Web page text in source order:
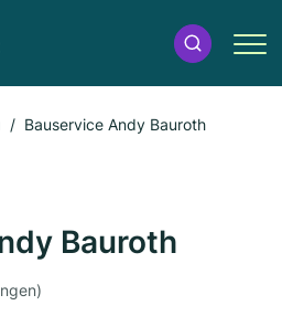
Bauservice Andy Bauroth
Bauroth